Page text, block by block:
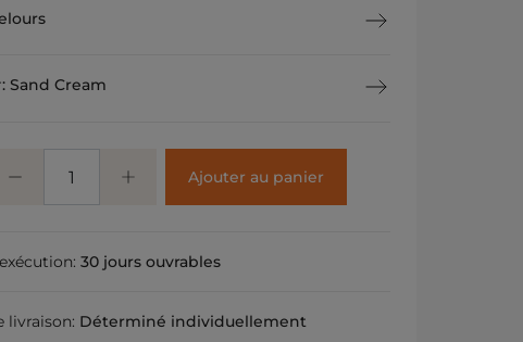
: Sand Cream
Ajouter au panier
30 jours ouvrables
livraison: Déterminé individuellement